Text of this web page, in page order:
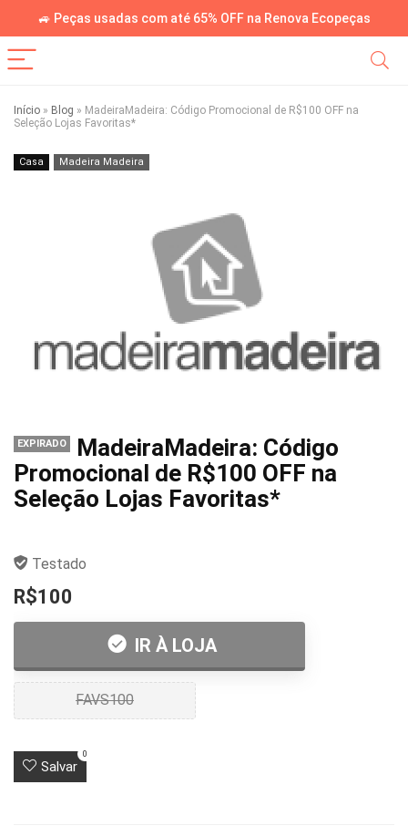
🚙 Peças usadas com até 65% OFF na Renova Ecopeças
Início » Blog » MadeiraMadeira: Código Promocional de R$100 OFF na
Seleção Lojas Favoritas*
Casa Madeira Madeira
EXPIRADO
MadeiraMadeira: Código
Promocional de R$100 OFF na
Seleção Lojas Favoritas*
Testado
R$100
IR À LOJA
FAVS100
Salvar
0